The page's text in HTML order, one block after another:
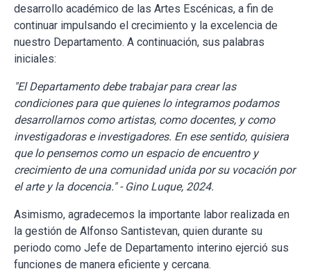
desarrollo académico de las Artes Escénicas, a fin de
continuar impulsando el crecimiento y la excelencia de
nuestro Departamento. A continuación, sus palabras
iniciales:
"El Departamento debe trabajar para crear las
condiciones para que quienes lo integramos podamos
desarrollarnos como artistas, como docentes, y como
investigadoras e investigadores. En ese sentido, quisiera
que lo pensemos como un espacio de encuentro y
crecimiento de una comunidad unida por su vocación por
el arte y la docencia." - Gino Luque, 2024.
Asimismo, agradecemos la importante labor realizada en
la gestión de Alfonso Santistevan, quien durante su
periodo como Jefe de Departamento interino ejerció sus
funciones de manera eficiente y cercana.